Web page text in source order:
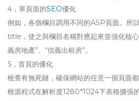
4，單頁面的SEO優化
例如，各個欄目調用不同的ASP頁面。所
title，使之與欄目名稱對應起來並強化核心
義房地產”、“信義出租房”。
5，首頁的優化
檢查有無死鏈，確保網站的任意一個頁面
根源程式在解析度1280*1024下表格擴張